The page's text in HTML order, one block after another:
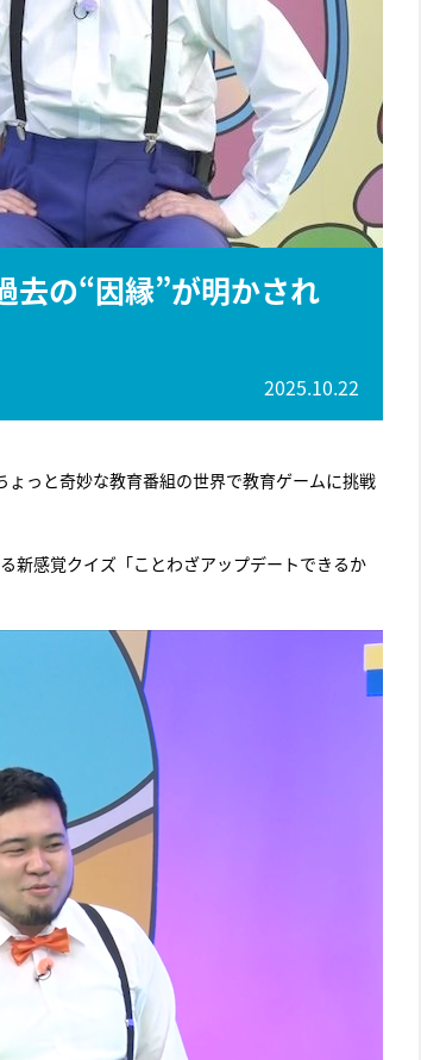
の“因縁”が明かされ
2025.10.22
っと奇妙な教育番組の世界で教育ゲームに挑戦
新感覚クイズ「ことわざアップデートできるか
『アイ＝ラブ！げーみんぐ』＝LOV
E齋藤樹愛羅＆佐々木舞香SPインタ
ビュー